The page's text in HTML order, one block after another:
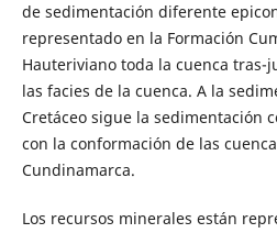
de sedimentación diferente
representado en la Formación
Hauteriviano toda la cuenca tras-
las facies de la cuenca. A la
Cretáceo sigue la sedimentación
con la conformación de las
Cundinamarca.
Los recursos minerales están